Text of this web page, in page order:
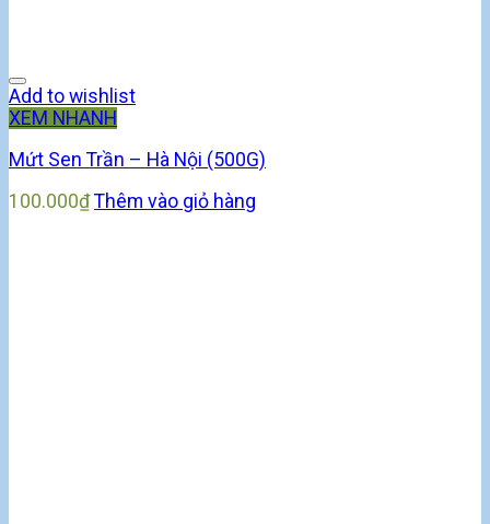
Add to wishlist
XEM NHANH
Mứt Sen Trần – Hà Nội (500G)
100.000₫ Thêm vào giỏ hàng